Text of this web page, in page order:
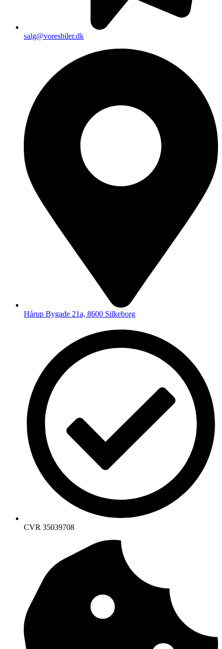
salg@voresbiler.dk
Hårup Bygade 21a, 8600 Silkeborg
CVR 35039708